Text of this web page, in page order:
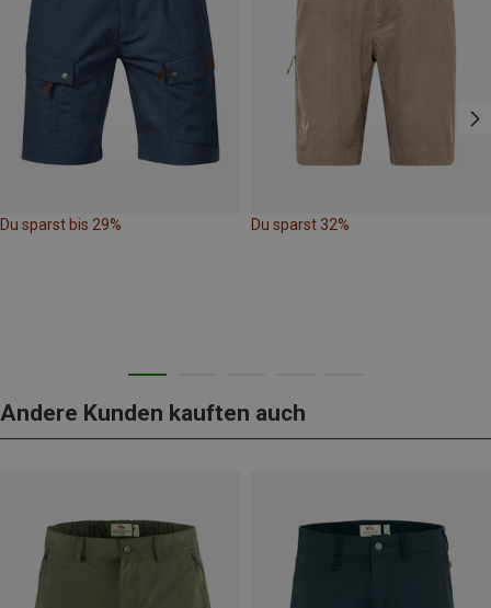
Du sparst bis 29% Du sparst 32%
Andere Kunden kauften auch